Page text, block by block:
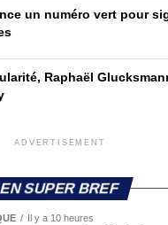
un numéro vert pour
Raphaël
ADVERTISEMENT
EN SUPER BREF
Il y a 10 heures